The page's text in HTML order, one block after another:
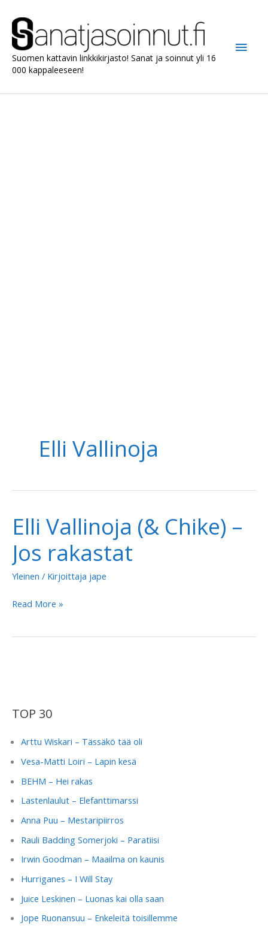
sisältöön
Suomen kattavin linkkikirjasto! Sanat ja soinnut yli 16
000 kappaleeseen!
Elli Vallinoja
Elli Vallinoja (& Chike) –
Jos rakastat
Yleinen / Kirjoittaja jape
Elli
(&
Read More »
TOP 30
Arttu Wiskari – Tässäkö tää oli
Vesa-Matti Loiri – Lapin kesä
BEHM – Hei rakas
Lastenlaulut – Elefanttimarssi
Anna Puu – Mestaripiirros
Rauli Badding Somerjoki – Paratiisi
Irwin Goodman – Maailma on kaunis
Hurriganes – I Will Stay
Juice Leskinen – Luonas kai olla saan
Jope Ruonansuu – Enkeleitä toisillemme